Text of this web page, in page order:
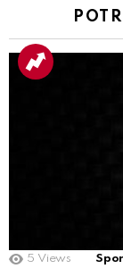
5 Views